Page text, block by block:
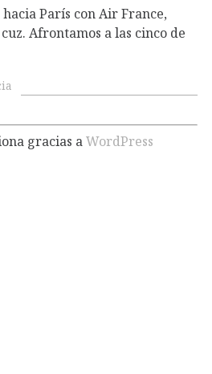
París con Air France,
Afrontamos a las cinco de
gracias aWordPress